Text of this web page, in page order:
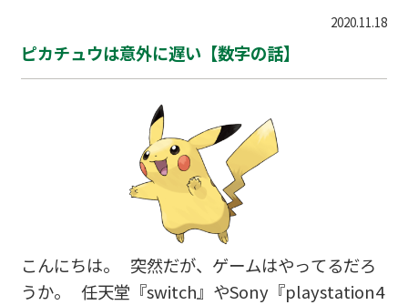
や旗だけでなく、色々なものがその国の象…
トドラゴンの「シューティング・ソニック」 「か
めはめ波」「螺旋玉」「水の呼吸」……上げれば
枚挙に暇がない。 しかし、存在はすれど実在は
しない。 本当に人の体から破壊光線が出たらたま
ったものではない。 現実にはあり得ないものだ。
最近は、インターネットが本当に身近になって
いて、小学生からスマートフォンやタブレットを
2020.11.18
ピカチュウは意外に遅い【数字の話】
こんにちは。 突然だが、ゲームはやってるだろ
うか。 任天堂『switch』やSony『playstation4